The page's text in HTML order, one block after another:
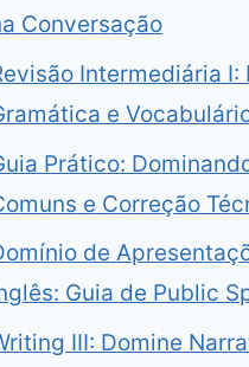
Conversação
Intermediária I:
e
Prático:
e Correção
de
Guia de Public
III: Domine